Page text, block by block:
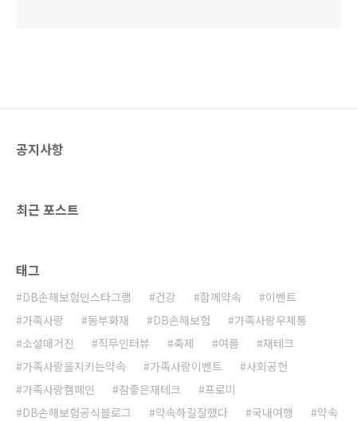
공지사항
최근 포스트
태그
DB손해보험인스타그램 건강 함께약속
이벤트
가족사랑
동부화재 DB손해보험
가족사랑우체통
소셜매거진
직무인터뷰 축제 여름
재테크
가족사랑을지키는약속
가족사랑이벤트
사회공헌
가족사랑캠페인
참좋은재테크
프로미
DB손해보험공식블로그
약속하길잘했다 국내여행
약속